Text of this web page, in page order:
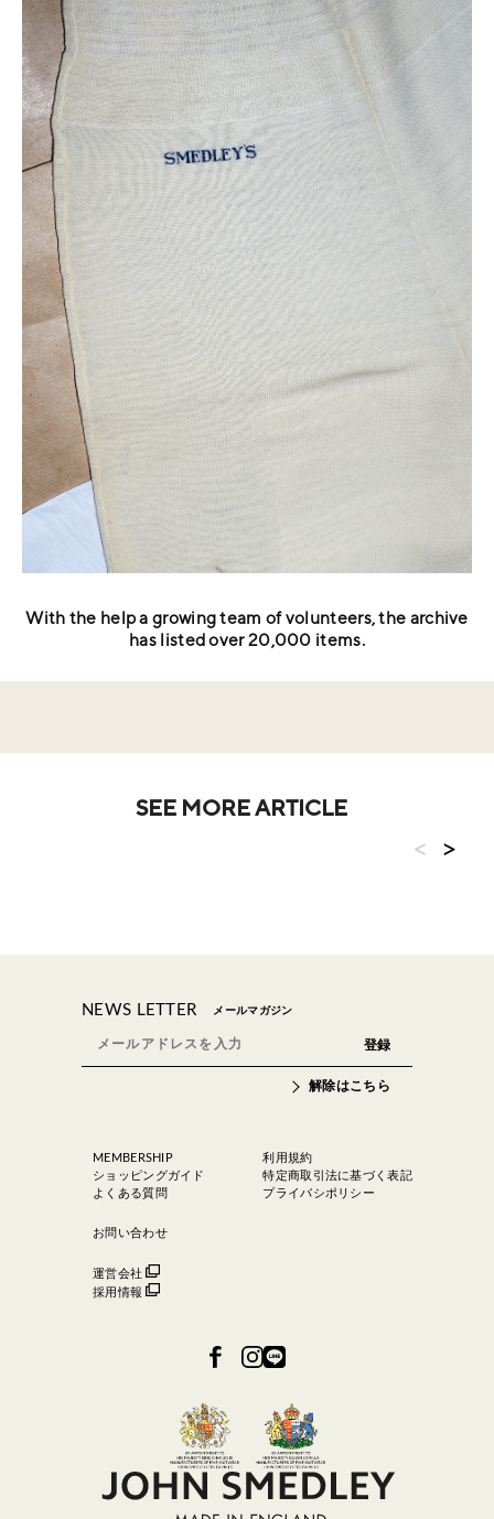
With the help a growing team of volunteers, the archive
has listed over 20,000 items.
SEE MORE ARTICLE
< >
NEWS LETTER メールマガジン
解除はこちら
MEMBERSHIP
ショッピングガイド
よくある質問
お問い合わせ
運営会社
採用情報
利用規約
特定商取引法に基づく表記
プライバシポリシー